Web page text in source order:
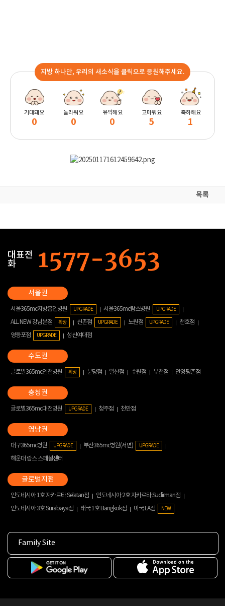
지방 하나만, 우리의 새소식을 클릭으로 응원해주세요.
기대돼요
0
놀라워요
0
유익해요
0
고마워요
5
축하해요
1
목록
대표전
화
서울365mc지방흡입병원 UPGRADE 서울365mc람스병원 UPGRADE
ALL NEW 강남본점 확장 신촌점 UPGRADE 노원점 UPGRADE
천호점
영등포점
UPGRADE 성신여대점
글로벌365mc인천병원 확장 분당점 일산점 수원점 부천점 안양평촌점
글로벌365mc대전병원 UPGRADE 청주점 천안점
대구365mc병원 UPGRADE 부산365mc병원(서면) UPGRADE
해운대 람스 스페셜센터
인도네시아 1호 자카르타 Selatan점
인도네시아 2호 자카르타 Sudirman점
인도네시아 3호 Surabaya점
태국 1호 Bangkok점 미국 LA점 NEW
Family Site